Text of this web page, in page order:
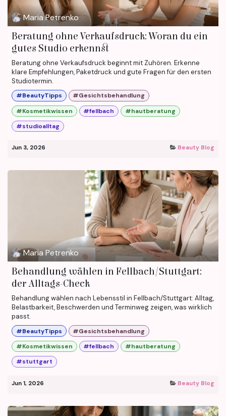
Maria Petrenko
Beratung ohne Verkaufsdruck: Woran du ein
gutes Studio erkennst
Beratung ohne Verkaufsdruck beginnt mit Zuhören. Erkenne
klare Empfehlungen, Paketdruck und gute Fragen für den ersten
Studiotermin.
#BeautyTipps
#Gesichtsbehandlung
#Kosmetikwissen
#fellbach
#hautberatung
#studioalltag
Jun 3, 2026 Beauty Blog
Maria Petrenko
Behandlung wählen in Fellbach/Stuttgart:
der Alltags-Check
Behandlung wählen nach Lebensstil in Fellbach/Stuttgart: Alltag,
Belastbarkeit, Beschwerden und Terminweg zeigen, was wirklich
passt.
#BeautyTipps
#Gesichtsbehandlung
#Kosmetikwissen
#fellbach
#hautberatung
#stuttgart
Jun 1, 2026 Beauty Blog